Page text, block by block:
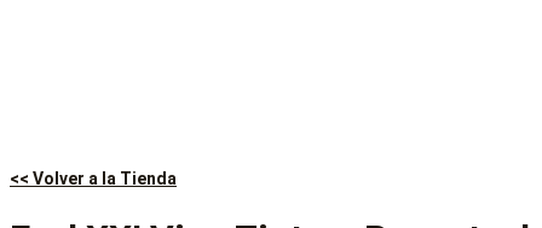
<< Volver a la Tienda